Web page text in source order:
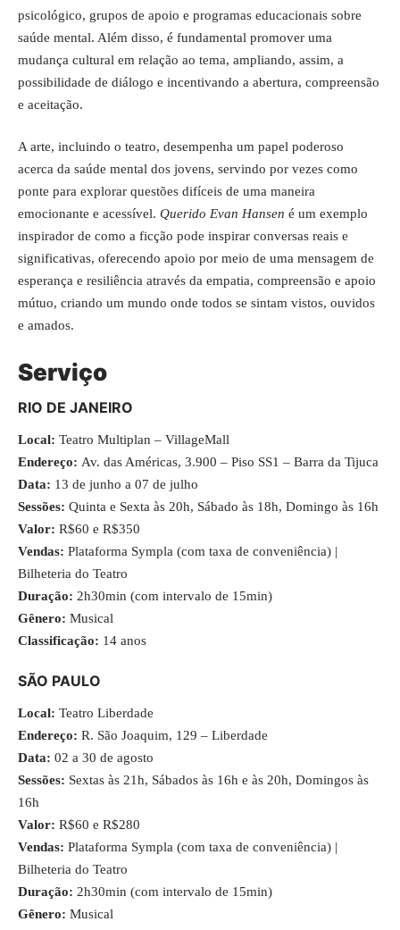
psicológico, grupos de apoio e programas educacionais sobre
saúde mental. Além disso, é fundamental promover uma
mudança cultural em relação ao tema, ampliando, assim, a
possibilidade de diálogo e incentivando a abertura, compreensão
e aceitação.
A arte, incluindo o teatro, desempenha um papel poderoso
acerca da saúde mental dos jovens, servindo por vezes como
ponte para explorar questões difíceis de uma maneira
emocionante e acessível. Querido Evan Hansen é um exemplo
inspirador de como a ficção pode inspirar conversas reais e
significativas, oferecendo apoio por meio de uma mensagem de
esperança e resiliência através da empatia, compreensão e apoio
mútuo, criando um mundo onde todos se sintam vistos, ouvidos
e amados.
Serviço
RIO DE JANEIRO
Local: Teatro Multiplan – VillageMall
Endereço: Av. das Américas, 3.900 – Piso SS1 – Barra da Tijuca
Data: 13 de junho a 07 de julho
Sessões: Quinta e Sexta às 20h, Sábado às 18h, Domingo às 16h
Valor: R$60 e R$350
Vendas: Plataforma Sympla (com taxa de conveniência) |
Bilheteria do Teatro
Duração: 2h30min (com intervalo de 15min)
Gênero: Musical
Classificação: 14 anos
SÃO PAULO
Local: Teatro Liberdade
Endereço: R. São Joaquim, 129 – Liberdade
Data: 02 a 30 de agosto
Sessões: Sextas às 21h, Sábados às 16h e às 20h, Domingos às
16h
Valor: R$60 e R$280
Vendas: Plataforma Sympla (com taxa de conveniência) |
Bilheteria do Teatro
Duração: 2h30min (com intervalo de 15min)
Gênero: Musical